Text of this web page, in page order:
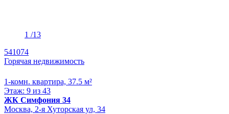
1 /13
541074
Горячая недвижимость
1-комн. квартира, 37.5 м²
Этаж: 9 из 43
ЖК Симфония 34
Москва, 2-я Хуторская ул, 34